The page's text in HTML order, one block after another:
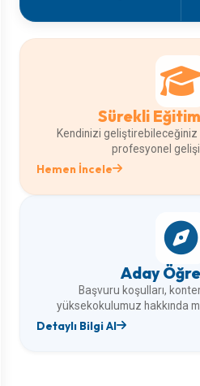
Sürekli
Kendinizi
profesyonel
Hemen İncele
Aday
Başvuru koşulları,
yüksekokulumuz hakkında
Detaylı Bilgi Al